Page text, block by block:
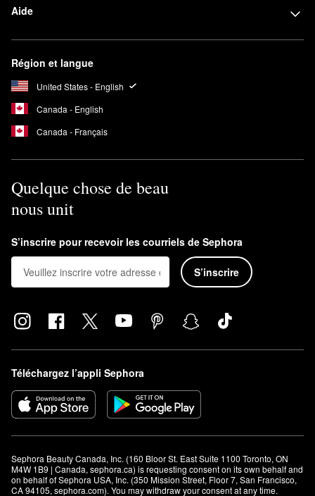
Aide
Région et langue
United States - English
Canada - English
Canada - Français
Quelque chose de beau
nous unit
S’inscrire pour recevoir les courriels de Sephora
S’inscrire
Téléchargez l’appli Sephora
Sephora Beauty Canada, Inc. (160 Bloor St. East Suite 1100 Toronto, ON
M4W 1B9 | Canada, sephora.ca) is requesting consent on its own behalf and
on behalf of Sephora USA, Inc. (350 Mission Street, Floor 7, San Francisco,
CA 94105, sephora.com). You may withdraw your consent at any time.